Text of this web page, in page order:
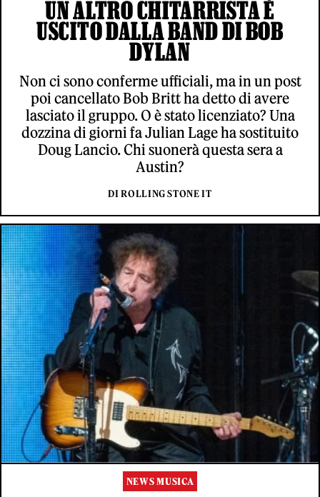
UN ALTRO CHITARRISTA È
USCITO DALLA BAND DI BOB
DYLAN
Non ci sono conferme ufficiali, ma in un post
poi cancellato Bob Britt ha detto di avere
lasciato il gruppo. O è stato licenziato? Una
dozzina di giorni fa Julian Lage ha sostituito
Doug Lancio. Chi suonerà questa sera a
Austin?
DI ROLLING STONE IT
NEWS MUSICA